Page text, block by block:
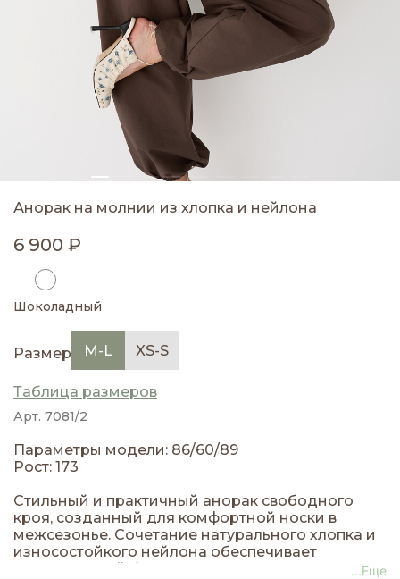
Анорак на молнии из хлопка и нейлона
6 900 ₽
Шоколадный
Размер M-L XS-S
Таблица размеров
Арт. 7081/2
Параметры модели: 86/60/89
Рост: 173
Стильный и практичный анорак свободного
кроя, созданный для комфортной носки в
межсезонье. Сочетание натурального хлопка и
износостойкого нейлона обеспечивает
идеальальный баланс между дышащими
...Еще